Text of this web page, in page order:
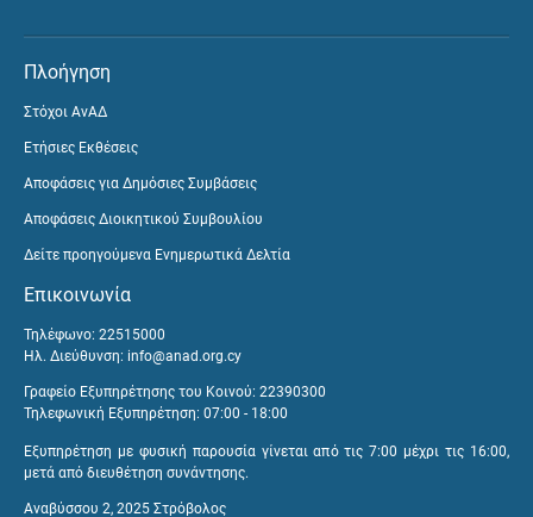
Πλοήγηση
Στόχοι ΑνΑΔ
Ετήσιες Εκθέσεις
Αποφάσεις για Δημόσιες Συμβάσεις
Αποφάσεις Διοικητικού Συμβουλίου
Δείτε προηγούμενα Ενημερωτικά Δελτία
Επικοινωνία
Τηλέφωνο: 22515000
Ηλ. Διεύθυνση: info@anad.org.cy
Γραφείο Εξυπηρέτησης του Κοινού: 22390300
Τηλεφωνική Εξυπηρέτηση: 07:00 - 18:00
Εξυπηρέτηση με φυσική παρουσία γίνεται από τις 7:00 μέχρι τις 16:00,
μετά από διευθέτηση συνάντησης.
Αναβύσσου 2, 2025 Στρόβολος